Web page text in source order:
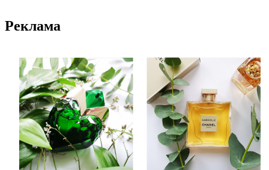
Реклама